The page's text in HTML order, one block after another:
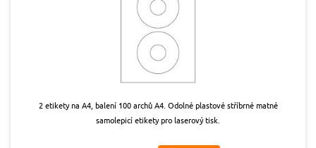
2 etikety na A4, balení 100 archů A4. Odolné plastové stříbrné matné
samolepicí etikety pro laserový tisk.